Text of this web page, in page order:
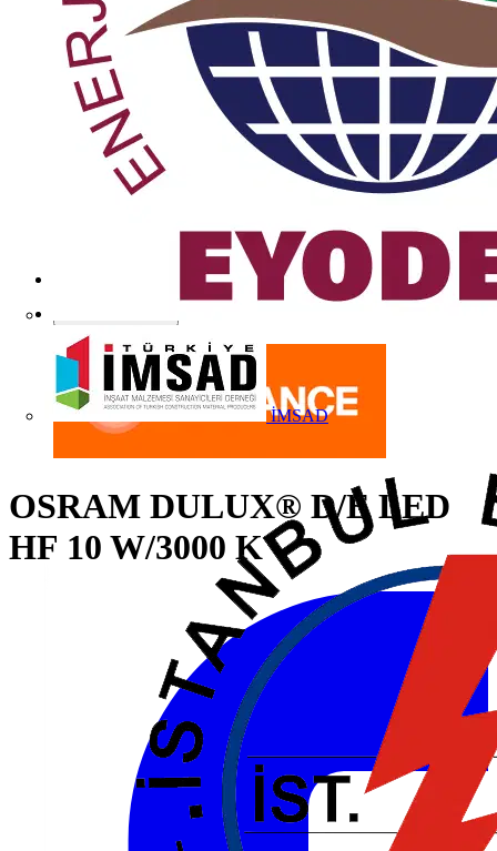
İMSAD
OSRAM DULUX® D/E LED
HF 10 W/3000 K